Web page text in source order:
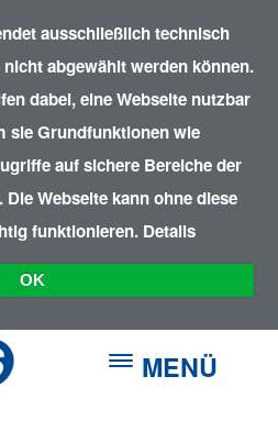
ausschließlich technisch
abgewählt werden können.
dabei, eine Webseite nutzbar
sie Grundfunktionen wie
auf sichere Bereiche der
Webseite kann ohne diese
funktionieren. Details
OK
MENÜ